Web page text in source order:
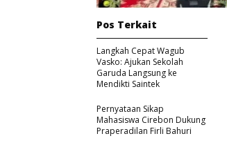
Pos Terkait
Langkah Cepat Wagub
Vasko: Ajukan Sekolah
Garuda Langsung ke
Mendikti Saintek
Pernyataan Sikap
Mahasiswa Cirebon Dukung
Praperadilan Firli Bahuri